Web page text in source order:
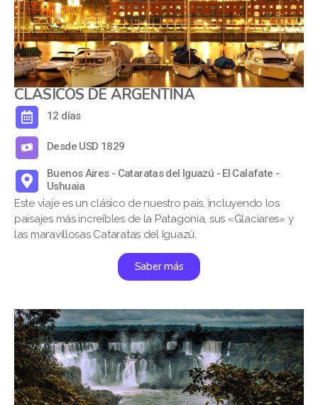
CLÁSICOS DE ARGENTINA
12 días
Desde USD 1829
Buenos Aires - Cataratas del Iguazú - El Calafate -
Ushuaia
Este viaje es un clásico de nuestro país, incluyendo los
paisajes más increíbles de la Patagonia, sus «Glaciares» y
las maravillosas Cataratas del Iguazú.
Saber más